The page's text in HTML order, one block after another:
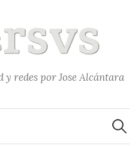
redes por Jose Alcántara